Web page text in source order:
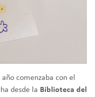
comenzaba con el
desde la Biblioteca del